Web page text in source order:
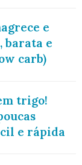
e
barata e
carb)
trigo!
e rápida